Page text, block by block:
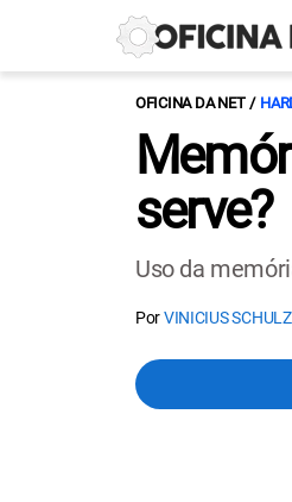
OFICINA DA NET
serve?
Uso da
PorVINICIUS SCHULZ